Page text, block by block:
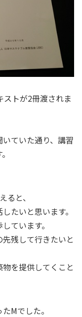
トが2冊渡されま
ていた通り、講習
と、
たいと思います。
ています。
残して行きたいと
を提供してくこと
Mでした。